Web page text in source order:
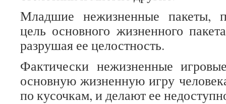
Младшие нежизненные пакеты,
цель основного жизненного
разрушая ее целостность.
Фактически нежизненные
основную жизненную игру
по кусочкам, и делают ее